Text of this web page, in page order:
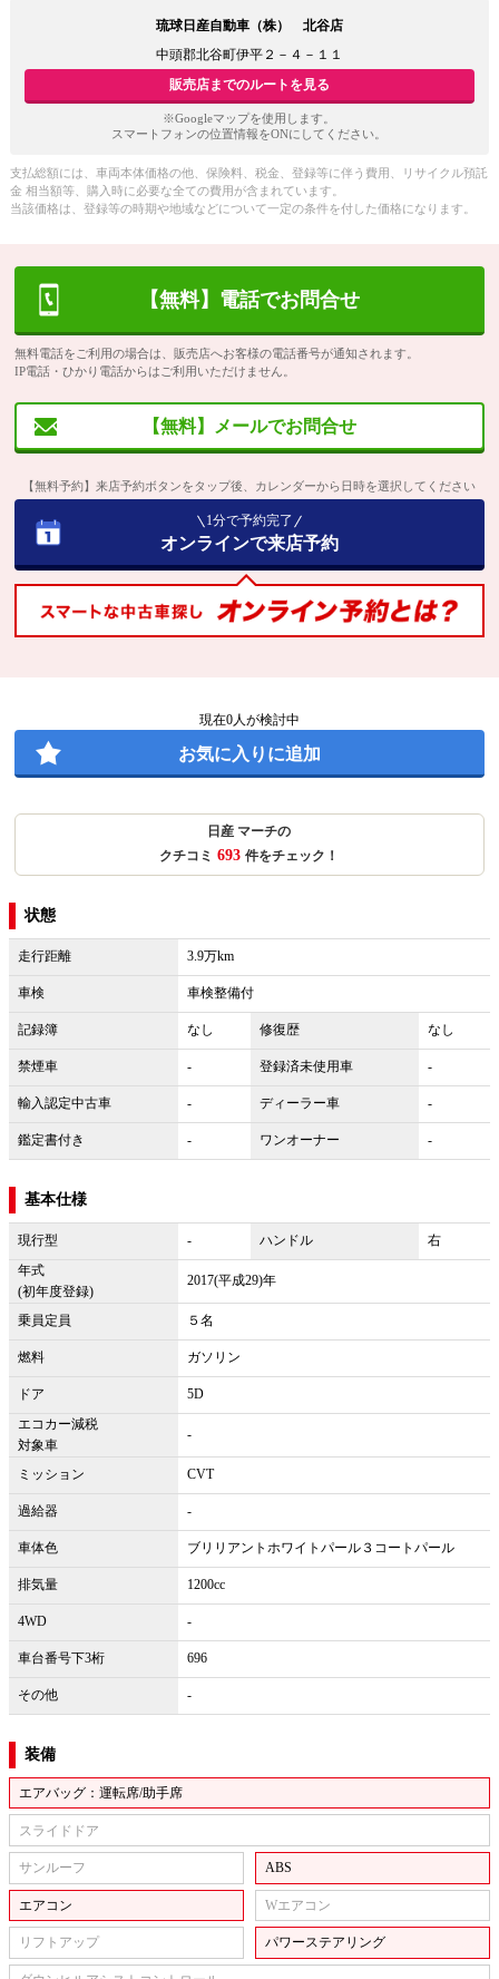
琉球日産自動車（株） 北谷店
中頭郡北谷町伊平２－４－１１
販売店までのルートを見る
※Googleマップを使用します。
スマートフォンの位置情報をONにしてください。
支払総額には、車両本体価格の他、保険料、税金、登録等に伴う費用、リサイクル預託
金 相当額等、購入時に必要な全ての費用が含まれています。
当該価格は、登録等の時期や地域などについて一定の条件を付した価格になります。
【無料】電話でお問合せ
無料電話をご利用の場合は、販売店へお客様の電話番号が通知されます。
IP電話・ひかり電話からはご利用いただけません。
【無料】メールでお問合せ
【無料予約】来店予約ボタンをタップ後、カレンダーから日時を選択してください
1分で予約完了
オンラインで来店予約
現在0人が検討中
お気に入りに追加
日産 マーチの
クチコミ 693 件をチェック！
状態
走行距離 3.9万km
車検 車検整備付
記録簿 なし 修復歴 なし
禁煙車 - 登録済未使用車 -
輸入認定中古車 - ディーラー車 -
鑑定書付き - ワンオーナー -
基本仕様
現行型 - ハンドル
右
年式
(初年度登録)
2017(平成29)年
乗員定員 ５名
燃料 ガソリン
ドア
5D
エコカー減税
対象車
-
ミッション CVT
過給器 -
車体色 ブリリアントホワイトパール３コートパール
排気量 1200cc
4WD -
車台番号下3桁 696
その他 -
装備
エアバッグ：運転席/助手席
スライドドア
サンルーフ ABS
エアコン Wエアコン
リフトアップ パワーステアリング